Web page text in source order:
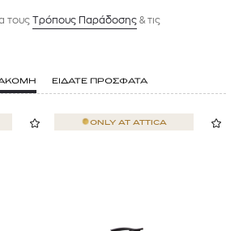
τους Tρόπους Παράδοσης & τις
ΑΚΟΜΗ ΕΙΔΑΤΕ ΠΡΟΣΦΑΤΑ
ONLY AT ATTICA